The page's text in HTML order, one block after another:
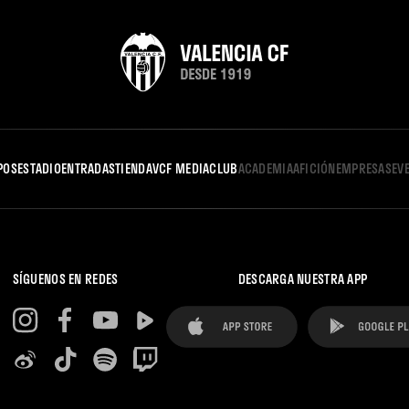
ESTADIOENTRADASTIENDAVCF MEDIACLUBACADEMIAAFICIÓNEMPRESAS
SÍGUENOS EN REDES DESCARGA NUESTRA APP